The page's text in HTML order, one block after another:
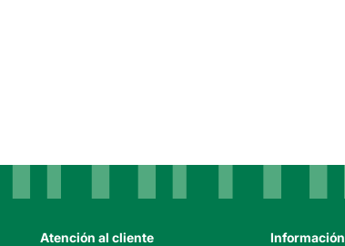
Atención al cliente Información